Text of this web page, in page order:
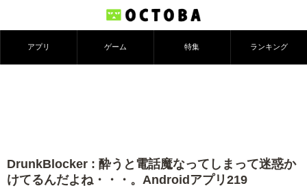
アプリ ゲーム 特集 ランキング
DrunkBlocker : 酔うと電話魔なってしまって迷惑か
けてるんだよね・・・。Androidアプリ219